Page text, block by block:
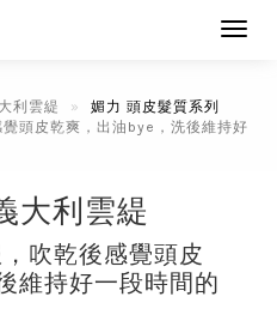
利雲緹
媚力 頭皮髮質系列
頭皮乾爽，出油bye，洗後維持好
大利雲緹
吹乾後感覺頭皮
維持好一段時間的